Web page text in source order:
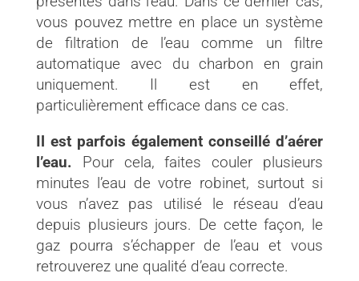
vous pouvez mettre en place un système
de filtration de l’eau comme un filtre
automatique avec du charbon en grain
uniquement. Il est en effet,
particulièrement efficace dans ce cas.
Il est parfois également conseillé d’aérer
l’eau. Pour cela, faites couler plusieurs
minutes l’eau de votre robinet, surtout si
vous n’avez pas utilisé le réseau d’eau
depuis plusieurs jours. De cette façon, le
gaz pourra s’échapper de l’eau et vous
retrouverez une qualité d’eau correcte.